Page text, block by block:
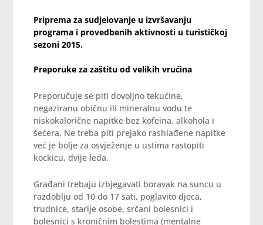
Priprema za sudjelovanje u izvršavanju
programa i provedbenih aktivnosti u turističkoj
sezoni 2015.
Preporuke za zaštitu od velikih vrućina
Preporučuje se piti dovoljno tekućine,
negaziranu običnu ili mineralnu vodu te
niskokalorične napitke bez kofeina, alkohola i
šećera. Ne treba piti prejako rashlađene napitke
već je bolje za osvježenje u ustima rastopiti
kockicu, dvije leda.
Građani trebaju izbjegavati boravak na suncu u
razdoblju od 10 do 17 sati, poglavito djeca,
trudnice, starije osobe, srčani bolesnici i
bolesnici s kroničnim bolestima (mentalne